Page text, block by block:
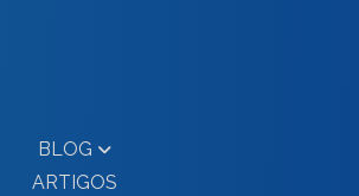
BLOG
ARTIGOS